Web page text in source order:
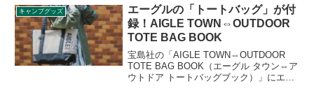
る約600mlの大容量設計となっており、ビ
ールを楽しめます。詳細をレビューしま
す。
キャンプグッズ
エーグルの「トートバッグ」が付
録！AIGLE TOWN⇔OUTDOOR
TOTE BAG BOOK
宝島社の「AIGLE TOWN⇔OUTDOOR
TOTE BAG BOOK（エーグル タウン⇔ア
ウトドア トートバッグブック）」にエー